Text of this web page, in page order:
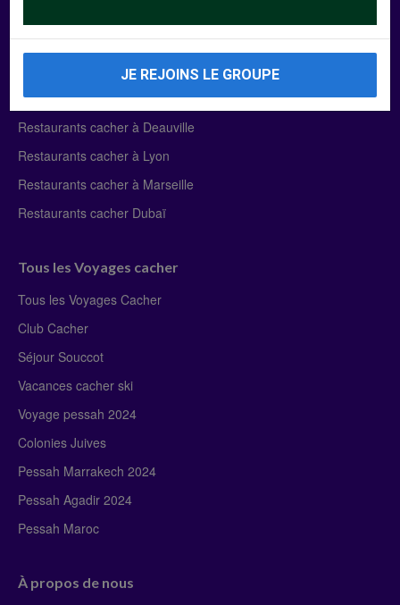
Manger Cacher
Liste des restaurants cacher
Restaurants cacher à Paris
Restaurants cacher à Deauville
Restaurants cacher à Lyon
Restaurants cacher à Marseille
Restaurants cacher Dubaï
Tous les Voyages cacher
Tous les Voyages Cacher
Club Cacher
Séjour Souccot
Vacances cacher ski
Voyage pessah 2024
Colonies Juives
Pessah Marrakech 2024
Pessah Agadir 2024
Pessah Maroc
À propos de nous
JE REJOINS LE GROUPE